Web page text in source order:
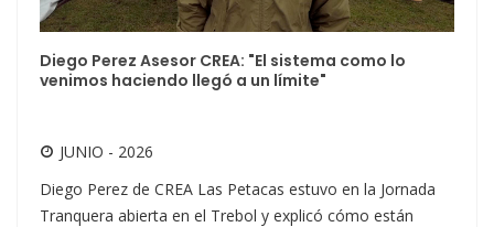
Diego Perez Asesor CREA: "El sistema como lo
venimos haciendo llegó a un límite"
JUNIO - 2026
Diego Perez de CREA Las Petacas estuvo en la Jornada
Tranquera abierta en el Trebol y explicó cómo están